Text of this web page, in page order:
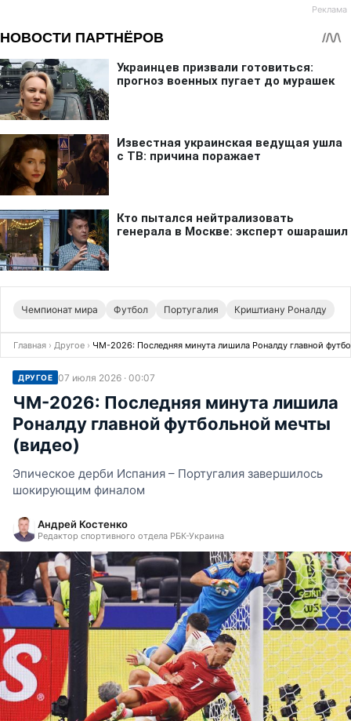
Чемпионат мира Футбол Португалия Криштиану Роналду
Главная › Другое › ЧМ-2026: Последняя минута лишила Роналду главной
ДРУГОЕ 07 июля 2026 · 00:07
ЧМ-2026: Последняя минута лишила
Роналду главной футбольной мечты
(видео)
Эпическое дерби Испания – Португалия завершилось
шокирующим финалом
Андрей Костенко
Редактор спортивного отдела РБК-Украина